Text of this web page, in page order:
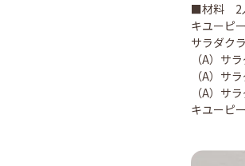
■材料 2
キユーピ
サラダク
（A）サ
（A）サ
（A）サ
キユーピ